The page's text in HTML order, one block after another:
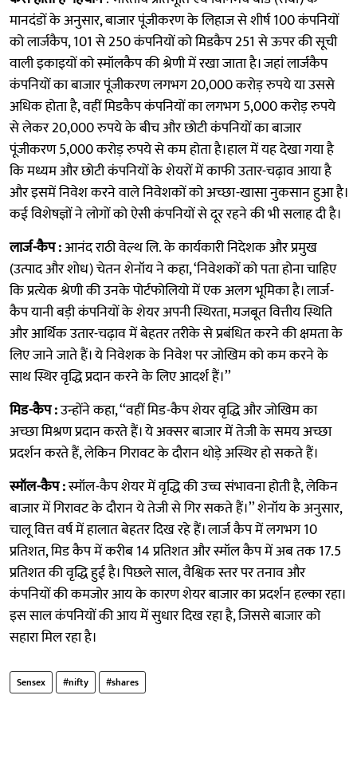
मानदंडों के अनुसार, बाजार पूंजीकरण के लिहाज से शीर्ष 100 कंपनियों
को लार्जकैप, 101 से 250 कंपनियों को मिडकैप 251 से ऊपर की सूची
वाली इकाइयों को स्मॉलकैप की श्रेणी में रखा जाता है। जहां लार्जकैप
कंपनियों का बाजार पूंजीकरण लगभग 20,000 करोड़ रुपये या उससे
अधिक होता है, वहीं मिडकैप कंपनियों का लगभग 5,000 करोड़ रुपये
से लेकर 20,000 रुपये के बीच और छोटी कंपनियों का बाजार
पूंजीकरण 5,000 करोड़ रुपये से कम होता है।हाल में यह देखा गया है
कि मध्यम और छोटी कंपनियों के शेयरों में काफी उतार-चढ़ाव आया है
और इसमें निवेश करने वाले निवेशकों को अच्छा-खासा नुकसान हुआ है।
कई विशेषज्ञों ने लोगों को ऐसी कंपनियों से दूर रहने की भी सलाह दी है।
लार्ज-कैप :आनंद राठी वेल्थ लि. के कार्यकारी निदेशक और प्रमुख
(उत्पाद और शोध) चेतन शेनॉय ने कहा, ‘निवेशकों को पता होना चाहिए
कि प्रत्येक श्रेणी की उनके पोर्टफोलियो में एक अलग भूमिका है। लार्ज-
कैप यानी बड़ी कंपनियों के शेयर अपनी स्थिरता, मजबूत वित्तीय स्थिति
और आर्थिक उतार-चढ़ाव में बेहतर तरीके से प्रबंधित करने की क्षमता के
लिए जाने जाते हैं। ये निवेशक के निवेश पर जोखिम को कम करने के
साथ स्थिर वृद्धि प्रदान करने के लिए आदर्श हैं।’’
मिड-कैप :उन्होंने कहा, ‘‘वहीं मिड-कैप शेयर वृद्धि और जोखिम का
अच्छा मिश्रण प्रदान करते हैं। ये अक्सर बाजार में तेजी के समय अच्छा
प्रदर्शन करते हैं, लेकिन गिरावट के दौरान थोड़े अस्थिर हो सकते हैं।
स्मॉल-कैप :स्मॉल-कैप शेयर में वृद्धि की उच्च संभावना होती है, लेकिन
बाजार में गिरावट के दौरान ये तेजी से गिर सकते हैं।’’ शेनॉय के अनुसार,
चालू वित्त वर्ष में हालात बेहतर दिख रहे हैं। लार्ज कैप में लगभग 10
प्रतिशत, मिड कैप में करीब 14 प्रतिशत और स्मॉल कैप में अब तक 17.5
प्रतिशत की वृद्धि हुई है। पिछले साल, वैश्विक स्तर पर तनाव और
कंपनियों की कमजोर आय के कारण शेयर बाजार का प्रदर्शन हल्का रहा।
इस साल कंपनियों की आय में सुधार दिख रहा है, जिससे बाजार को
सहारा मिल रहा है।
Sensex #nifty #shares